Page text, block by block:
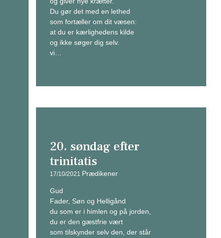
Du gør det med en lethed
som fortæller om dit væsen:
at du er kærlighedens kilde
og ikke søger dig selv.
vi…
20. søndag efter
trinitatis
17/10/2021 Prædikener
Gud
Fader, Søn og Helligånd
du som er i himlen og på jorden,
du er den gæstfrie vært
som tilskynder selv den, der står